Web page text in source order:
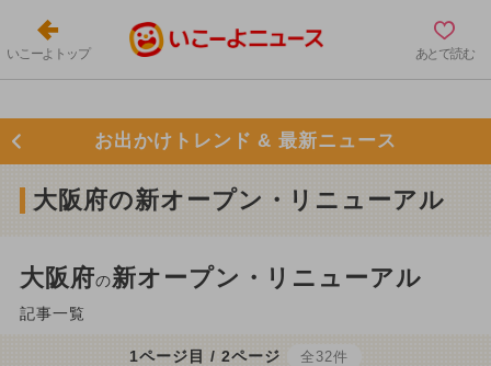
いこーよトップ あとで読む
お出かけトレンド & 最新ニュース
大阪府の新オープン・リニューアル
大阪府の新オープン・リニューアル
記事一覧
1ページ目 / 2ページ 全32件